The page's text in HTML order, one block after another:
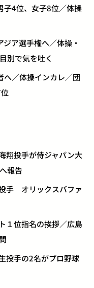
子4位、女子8位／体操
ア選手権へ／体操・
別で気を吐く
／体操インカレ／団
翔投手が侍ジャパン大
報告
手 オリックスバファ
１位指名の挨拶／広島
投手の2名がプロ野球